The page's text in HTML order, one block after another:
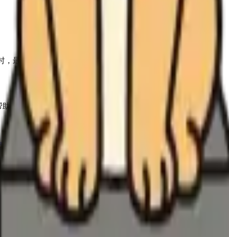
，最能建立深刻的恋爱关系。
你从性格、依恋、动机和关系互动等角度继续探索。
。